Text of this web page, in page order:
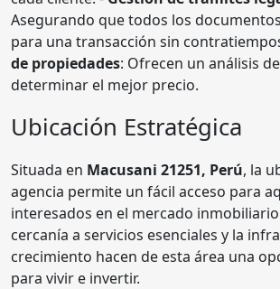
Asegurando que todos los
para una transacción sin
de propiedades: Ofrecen un análisis
determinar el mejor precio.
Ubicación Estratégica
Situada en Macusani 21251, Perú, la
agencia permite un fácil acceso para
interesados en el mercado inmobiliario
cercanía a servicios esenciales y la
crecimiento hacen de esta área una
para vivir e invertir.